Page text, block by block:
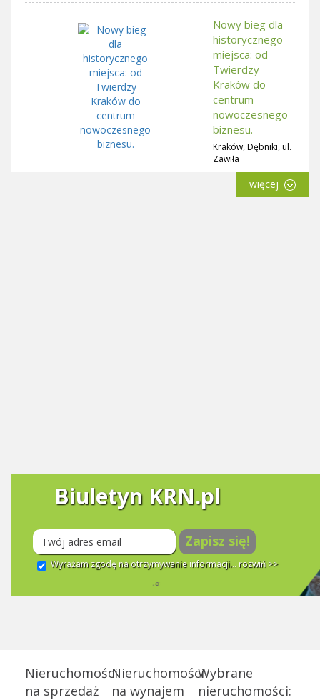
Nowy bieg dla
historycznego
miejsca: od
Twierdzy
Kraków do
centrum
nowoczesnego
biznesu.
Kraków, Dębniki, ul.
Zawiła
więcej
Biuletyn KRN.pl
Zapisz się!
Wyrażam zgodę na otrzymywanie informacji... rozwiń >>
Nieruchomości
na sprzedaż
Nieruchomości
na wynajem
Wybrane
nieruchomości: